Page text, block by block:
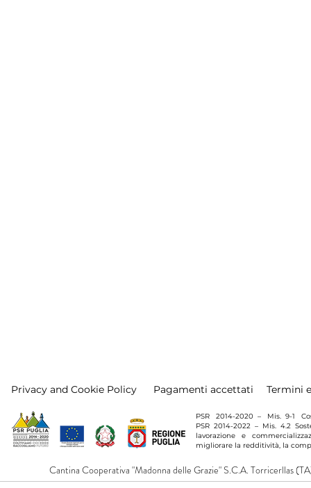
Privacy and Cookie Policy Termini
Pagamenti accettati
PSR 2014-2020 – Mis. 9-1
PSR 2014-2022 – Mis. 4.2
lavorazione e
migliorare la redditività, la
Cantina Cooperativa "Madonna delle Grazie" S.C.A.